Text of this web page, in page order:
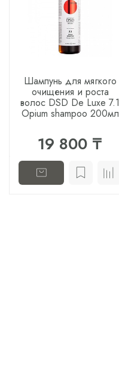
Шампунь для мягкого
очищения и роста
волос DSD De Luxe 7.1
Opium shampoo 200мл
19 800 ₸